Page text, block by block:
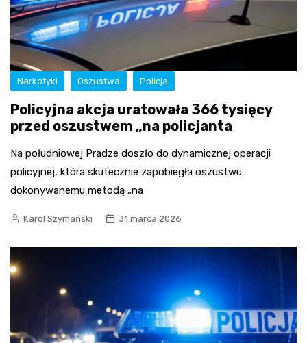
Narkotyki Oszustwa Policja
Policyjna akcja uratowała 366 tysięcy
przed oszustwem „na policjanta
Na południowej Pradze doszło do dynamicznej operacji
policyjnej, która skutecznie zapobiegła oszustwu
dokonywanemu metodą „na
Karol Szymański 31 marca 2026